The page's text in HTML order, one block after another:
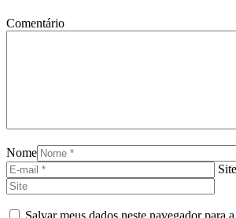
Comentário
Nome
Site